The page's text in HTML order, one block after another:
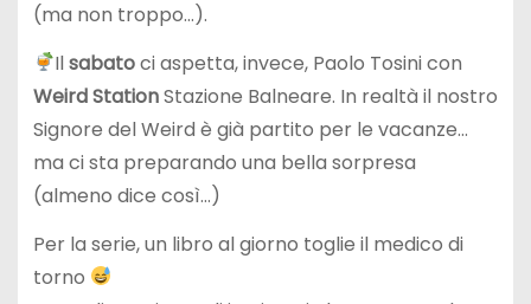
(ma non troppo…).
Ilsabatoci aspetta, invece, Paolo Tosini con
Weird StationStazione Balneare. In realtà il nostro
Signore del Weird è già partito per le vacanze…
ma ci sta preparando una bella sorpresa
(almeno dice così…)
Per la serie, un libro al giorno toglie il medico di
torno